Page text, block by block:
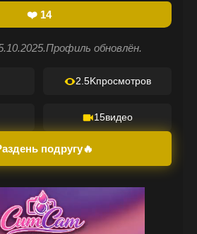
❤️ 14
Профиль обновлён.
2.5Kпросмотров
15видео
подругу🔥